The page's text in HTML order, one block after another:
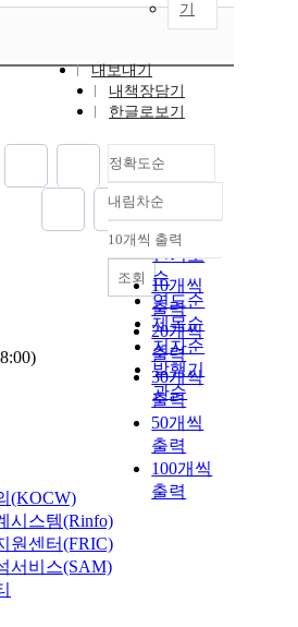
기
내보내기
내책장담기
한글로보기
정확도순
정확도
순
인기도
순
연도순
제목순
저자순
발행기
관순
내림차순
내림차순
10개씩 출력
10개씩
출력
20개씩
출력
30개씩
출력
50개씩
출력
100개씩
출력
조회
(KOCW)
시스템(Rinfo)
원센터(FRIC)
서비스(SAM)